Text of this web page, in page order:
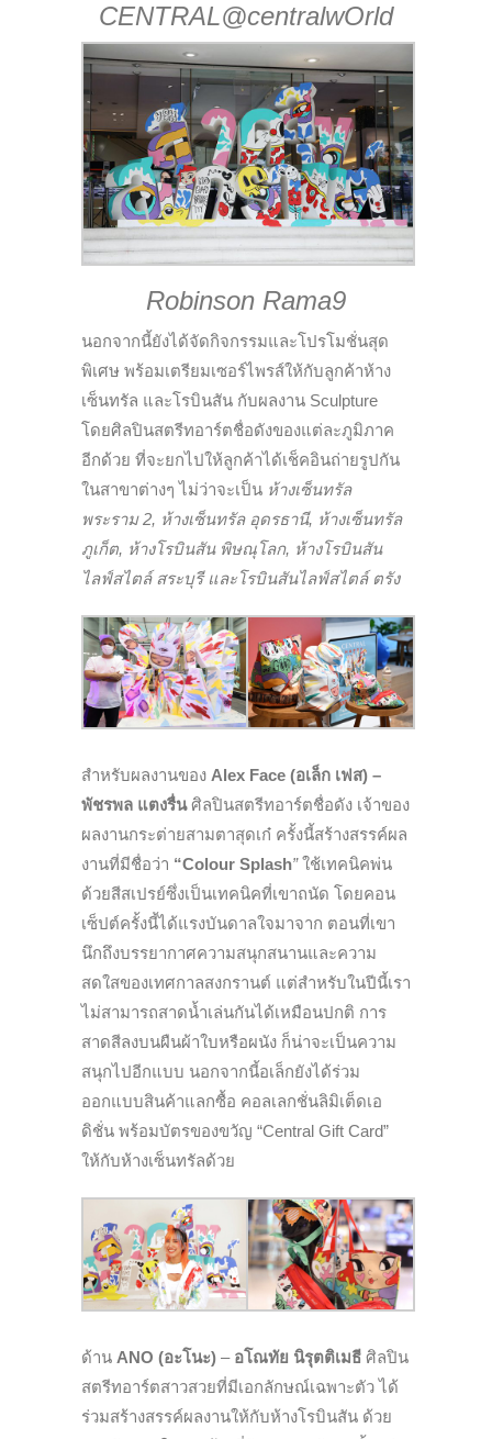
CENTRAL@centralwOrld
Robinson Rama9
นอกจากนี้ยังได้จัดกิจกรรมและโปรโมชั่นสุด
พิเศษ พร้อมเตรียมเซอร์ไพรส์ให้กับลูกค้าห้าง
เซ็นทรัล และโรบินสัน กับผลงาน Sculpture
โดยศิลปินสตรีทอาร์ตชื่อดังของแต่ละภูมิภาค
อีกด้วย ที่จะยกไปให้ลูกค้าได้เช็คอินถ่ายรูปกัน
ในสาขาต่างๆ ไม่ว่าจะเป็น ห้างเซ็นทรัล
พระราม 2, ห้างเซ็นทรัล อุดรธานี, ห้างเซ็นทรัล
ภูเก็ต, ห้างโรบินสัน พิษณุโลก, ห้างโรบินสัน
ไลฟ์สไตล์ สระบุรี และโรบินสันไลฟ์สไตล์ ตรัง
สำหรับผลงานของ Alex Face (อเล็ก เฟส) –
พัชรพล แตงรื่นศิลปินสตรีทอาร์ตชื่อดัง เจ้าของ
ผลงานกระต่ายสามตาสุดเก๋ ครั้งนี้สร้างสรรค์ผล
งานที่มีชื่อว่า “Colour Splash”ใช้เทคนิคพ่น
ด้วยสีสเปรย์ซึ่งเป็นเทคนิคที่เขาถนัด โดยคอน
เซ็ปต์ครั้งนี้ได้แรงบันดาลใจมาจาก ตอนที่เขา
นึกถึงบรรยากาศความสนุกสนานและความ
สดใสของเทศกาลสงกรานต์ แต่สำหรับในปีนี้เรา
ไม่สามารถสาดน้ำเล่นกันได้เหมือนปกติ การ
สาดสีลงบนผืนผ้าใบหรือผนัง ก็น่าจะเป็นความ
สนุกไปอีกแบบ นอกจากนี้อเล็กยังได้ร่วม
ออกแบบสินค้าแลกซื้อ คอลเลกชั่นลิมิเต็ดเอ
ดิชั่น พร้อมบัตรของขวัญ “Central Gift Card”
ให้กับห้างเซ็นทรัลด้วย
ด้าน ANO (อะโนะ) – อโณทัย นิรุตติเมธี ศิลปิน
สตรีทอาร์ตสาวสวยที่มีเอกลักษณ์เฉพาะตัว ได้
ร่วมสร้างสรรค์ผลงานให้กับห้างโรบินสัน ด้วย